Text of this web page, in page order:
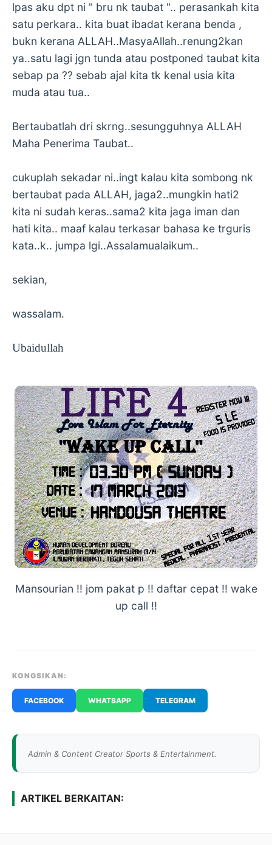
lpas aku dpt ni " bru nk taubat ".. perasankah kita
satu perkara.. kita buat ibadat kerana benda ,
bukn kerana ALLAH..MasyaAllah..renung2kan
ya..satu lagi jgn tunda atau postponed taubat kita
sebap pa ?? sebab ajal kita tk kenal usia kita
muda atau tua..
Bertaubatlah dri skrng..sesungguhnya ALLAH
Maha Penerima Taubat..
cukuplah sekadar ni..ingt kalau kita sombong nk
bertaubat pada ALLAH, jaga2..mungkin hati2
kita ni sudah keras..sama2 kita jaga iman dan
hati kita.. maaf kalau terkasar bahasa ke trguris
kata..k.. jumpa lgi..Assalamualaikum..
sekian,
wassalam.
Ubaidullah
Mansourian !! jom pakat p !! daftar cepat !! wake
up call !!
KONGSIKAN:
FACEBOOK WHATSAPP TELEGRAM
Admin & Content Creator Sports & Entertainment.
ARTIKEL BERKAITAN: